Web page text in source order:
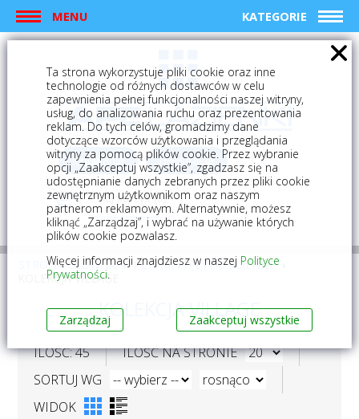
MENU KATEGORIE
logowanie rejestracja
Mój koszyk (0)
STRONA GŁÓWNA PŁYTKI
PŁYTKI ŚCIENNE
KOLEKCJA VILLAGE
KOLEKCJA VILLAGE
ILOŚĆ: 45
ILOŚĆ NA STRONIE
SORTUJ WG
WIDOK
Ta strona wykorzystuje pliki cookie oraz inne
technologie od różnych dostawców w celu
zapewnienia pełnej funkcjonalności naszej witryny,
usług, do analizowania ruchu oraz prezentowania
reklam. Do tych celów, gromadzimy dane
dotyczące wzorców użytkowania i przeglądania
witryny za pomocą plików cookie. Przez wybranie
opcji „Zaakceptuj wszystkie”, zgadzasz się na
udostępnianie danych zebranych przez pliki cookie
zewnętrznym użytkownikom oraz naszym
partnerom reklamowym. Alternatywnie, możesz
kliknąć „Zarządzaj”, i wybrać na używanie których
plików cookie pozwalasz.
Więcej informacji znajdziesz w naszej Polityce
Prywatności.
Zarządzaj Zaakceptuj wszystkie